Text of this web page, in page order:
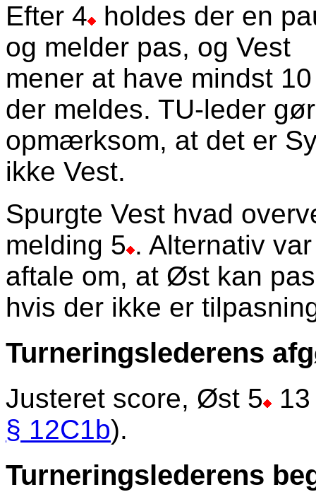
Efter 4
holdes der en
og melder pas, og Vest
mener at have mindst
der meldes. TU-leder gør
opmærksom, at det er
ikke Vest.
Spurgte Vest hvad
melding 5 . Alternativ
aftale om, at Øst kan
hvis der ikke er
Turneringslederens
Justeret score, Øst 5
§ 12C1b).
Turneringslederens